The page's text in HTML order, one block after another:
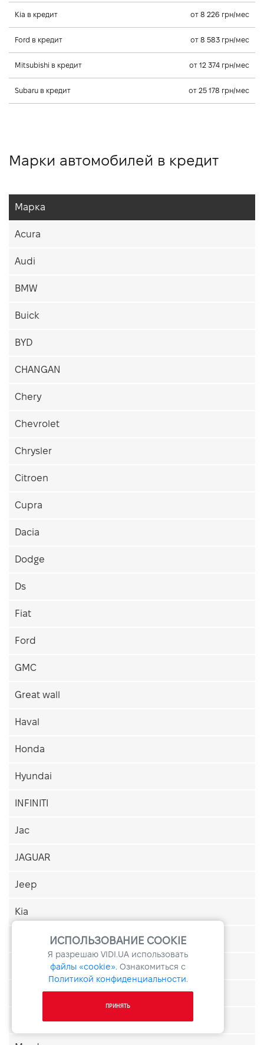
Kia в кредит от 8 226 грн/мес
Ford в кредит от 8 583 грн/мес
Mitsubishi в кредит от 12 374 грн/мес
Subaru в кредит от 25 178 грн/мес
Марки автомобилей в кредит
Марка
Acura
Audi
BMW
Buick
BYD
CHANGAN
Chery
Chevrolet
Chrysler
Citroen
Cupra
Dacia
Dodge
Ds
Fiat
Ford
GMC
Great wall
Haval
Honda
Hyundai
INFINITI
Jac
JAGUAR
Jeep
Kia
LAND ROVER
Lincoln
Maxus
ИСПОЛЬЗОВАНИЕ COOKIE
Я разрешаю VIDI.UA использовать
файлы «cookie». Ознакомиться с
Политикой конфиденциальности.
ПРИНЯТЬ